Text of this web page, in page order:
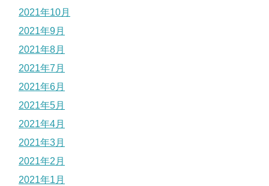
2021年10月
2021年9月
2021年8月
2021年7月
2021年6月
2021年5月
2021年4月
2021年3月
2021年2月
2021年1月